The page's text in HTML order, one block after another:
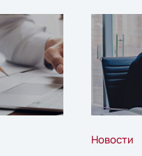
Новости